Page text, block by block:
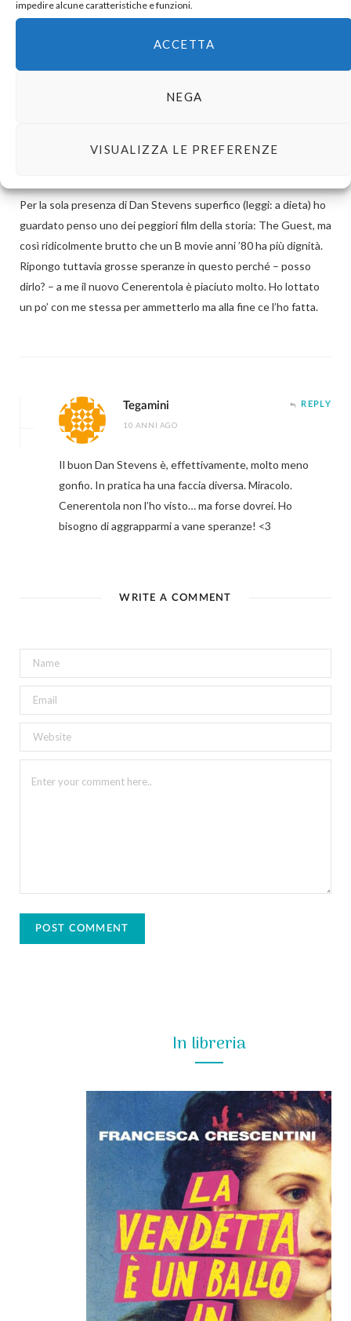
impedire alcune caratteristiche e funzioni.
ACCETTA
NEGA
VISUALIZZA LE PREFERENZE
E anche per me è stato l'unico album di figurine completato!
Vladina
Per la sola presenza di Dan Stevens superfico (leggi: a dieta) ho
guardato penso uno dei peggiori film della storia: The Guest, ma
così ridicolmente brutto che un B movie anni ’80 ha più dignità.
Ripongo tuttavia grosse speranze in questo perché – posso
dirlo? – a me il nuovo Cenerentola è piaciuto molto. Ho lottato
un po’ con me stessa per ammetterlo ma alla fine ce l’ho fatta.
Tegamini
10 ANNI AGO
REPLY
Il buon Dan Stevens è, effettivamente, molto meno
gonfio. In pratica ha una faccia diversa. Miracolo.
Cenerentola non l’ho visto… ma forse dovrei. Ho
bisogno di aggrapparmi a vane speranze! <3
WRITE A COMMENT
In libreria